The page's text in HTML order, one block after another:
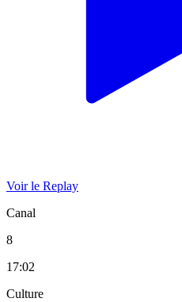
Voir le Replay
Canal
8
17:02
Culture